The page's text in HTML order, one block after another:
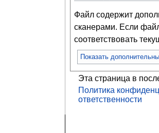
Файл содержит
сканерами. Если
соответствовать
Показать
Эта страница в
Политика
ответственности